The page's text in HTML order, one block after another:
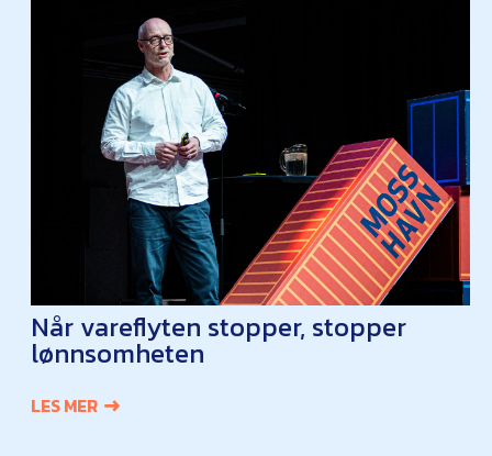
Når vareflyten stopper, stopper
lønnsomheten
LES MER